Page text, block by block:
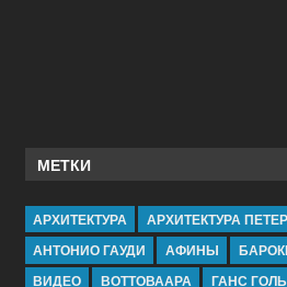
МЕТКИ
АРХИТЕКТУРА
АРХИТЕКТУРА
АНТОНИО ГАУДИ
АФИНЫ
ВИДЕО
ВОТТОВААРА ГАНС